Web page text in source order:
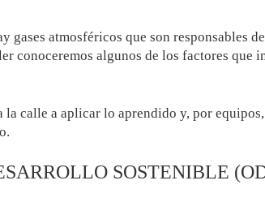
gases atmosféricos que son responsables
conoceremos algunos de los factores que
calle a aplicar lo aprendido y, por
SOSTENIBLE